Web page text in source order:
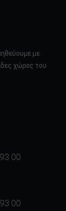
με
χώρες του
00
00